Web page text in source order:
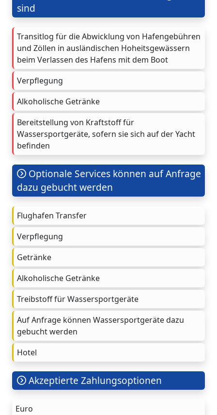
sind
Transitlog für die Abwicklung von Hafengebühren
und Zöllen in ausländischen Hoheitsgewässern
beim Verlassen des Hafens mit dem Boot
Verpflegung
Alkoholische Getränke
Bereitstellung von Kraftstoff für
Wassersportgeräte, sofern sie sich auf der Yacht
befinden
Optionale Services können auf Anfrage
dazu gebucht werden
Flughafen Transfer
Verpflegung
Getränke
Alkoholische Getränke
Treibstoff für Wassersportgeräte
Auf Anfrage können Wassersportgeräte dazu
gebucht werden
Hotel
Akzeptierte Zahlungsoptionen
Euro